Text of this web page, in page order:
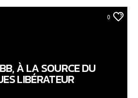
0
À LA SOURCE DU
LIBÉRATEUR